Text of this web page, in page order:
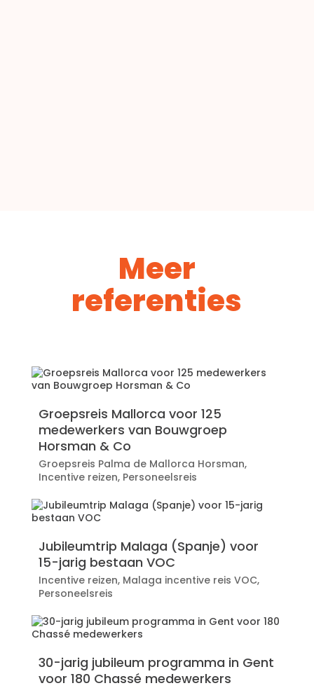
Meer
referenties
Groepsreis Mallorca voor 125
medewerkers van Bouwgroep
Horsman & Co
Groepsreis Palma de Mallorca Horsman,
Incentive reizen, Personeelsreis
Jubileumtrip Malaga (Spanje) voor
15-jarig bestaan VOC
Incentive reizen, Malaga incentive reis VOC,
Personeelsreis
30-jarig jubileum programma in Gent
voor 180 Chassé medewerkers